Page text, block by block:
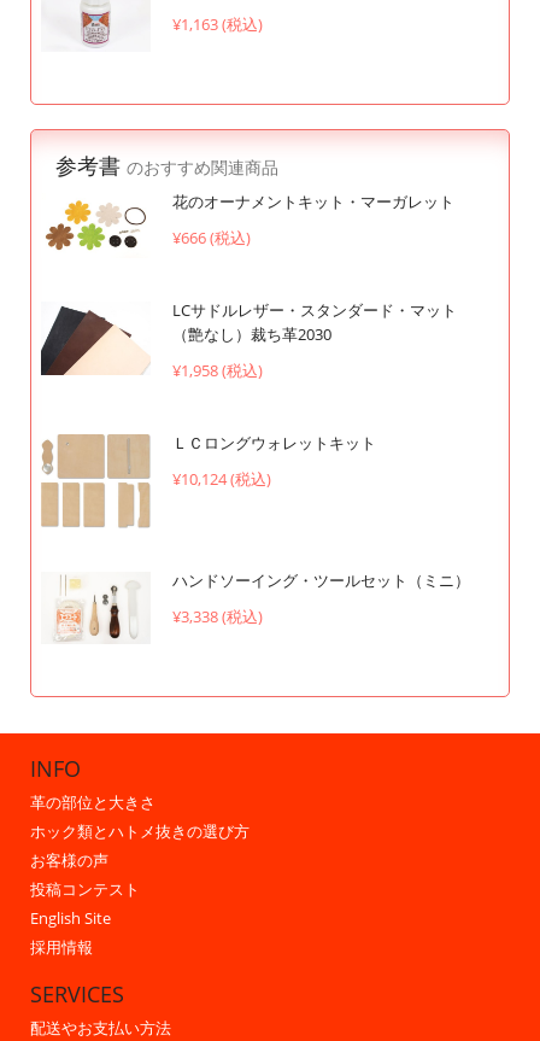
¥1,163 (税込)
参考書 のおすすめ関連商品
花のオーナメントキット・マーガレット
¥666 (税込)
LCサドルレザー・スタンダード・マット
（艶なし）裁ち革2030
¥1,958 (税込)
ＬＣロングウォレットキット
¥10,124 (税込)
ハンドソーイング・ツールセット（ミニ）
¥3,338 (税込)
INFO
革の部位と大きさ
ホック類とハトメ抜きの選び方
お客様の声
投稿コンテスト
English Site
採用情報
SERVICES
配送やお支払い方法